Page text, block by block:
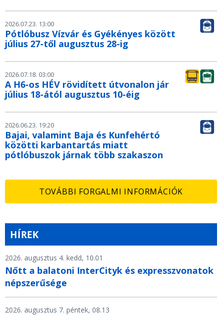
2026.07.23. 13:00
Pótlóbusz Vízvár és Gyékényes között
július 27-től augusztus 28-ig
2026.07.18. 03:00
A H6-os HÉV rövidített útvonalon jár
július 18-ától augusztus 10-éig
2026.06.23. 19:20
Bajai, valamint Baja és Kunfehértó
közötti karbantartás miatt
pótlóbuszok járnak több szakaszon
TOVÁBBI FORGALMI INFORMÁCIÓK
HÍREK
2026. augusztus 4. kedd, 10.01
Nőtt a balatoni InterCityk és expresszvonatok
népszerűsége
2026. augusztus 7. péntek, 08.13